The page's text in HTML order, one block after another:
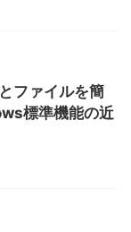
ファイルを簡
標準機能の近